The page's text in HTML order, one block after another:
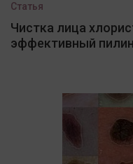
Статья
Чистка лица
эффективный